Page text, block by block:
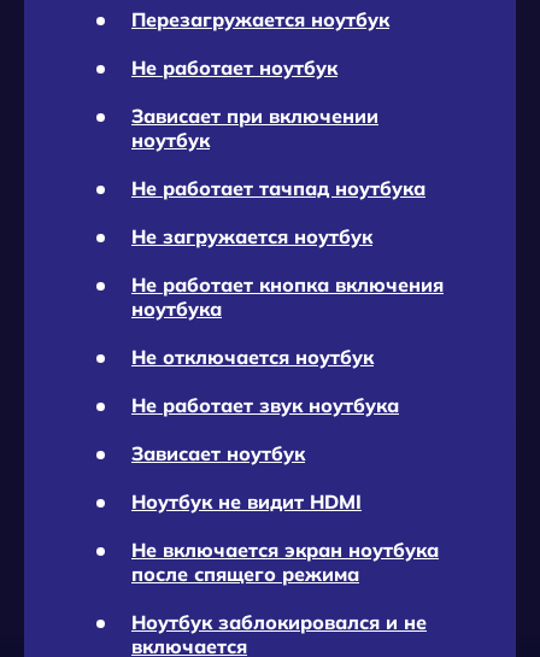
Перезагружается ноутбук
Не работает ноутбук
Зависает при включении
ноутбук
Не работает тачпад ноутбука
Не загружается ноутбук
Не работает кнопка включения
ноутбука
Не отключается ноутбук
Не работает звук ноутбука
Зависает ноутбук
Ноутбук не видит HDMI
Не включается экран ноутбука
после спящего режима
Ноутбук заблокировался и не
включается